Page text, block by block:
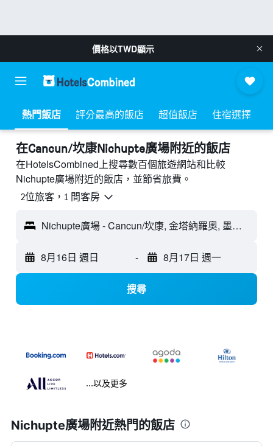
價格以TWD顯示
熱門飯店 評分最高的飯店 超值飯店 住宿選擇
​在Cancun/坎康Nichupte廣場附近​的飯店
在HotelsCombined上搜尋數百個旅遊網站和比較
Nichupte廣場附近的飯店，並節省旅費。
2位旅客，1 間客房
Nichupte廣場 - Cancun/坎康, 金塔納羅奧, 墨西哥
8月16日 週日 - 8月17日 週一
搜尋
...以及更多
Nichupte廣場附近熱門的飯店